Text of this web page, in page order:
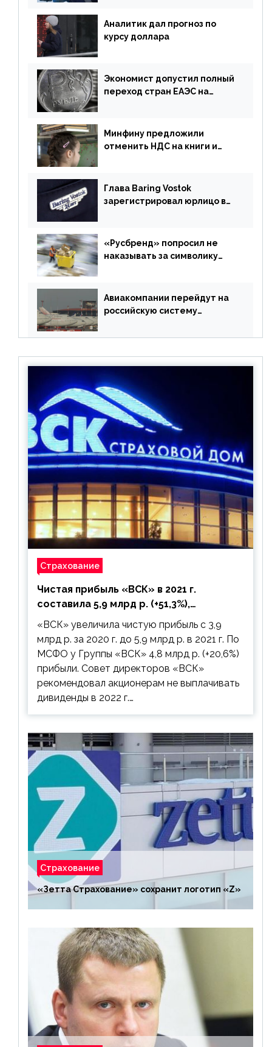
Аналитик дал прогноз по
курсу доллара
Экономист допустил полный
переход стран ЕАЭС на
Минфину предложили
отменить НДС на книги и
Глава Baring Vostok
зарегистрировал юрлицо в
«Русбренд» попросил не
наказывать за символику
Авиакомпании перейдут на
российскую систему
Страхование
Чистая прибыль «ВСК» в 2021 г.
составила 5,9 млрд р. (+51,3%),
дивиденды рекомендовано не
выплачивать
«ВСК» увеличила чистую прибыль с 3,9
млрд р. за 2020 г. до 5,9 млрд р. в 2021 г. По
МСФО у Группы «ВСК» 4,8 млрд р. (+20,6%)
прибыли. Совет директоров «ВСК»
рекомендовал акционерам не выплачивать
дивиденды в 2022 г.…
Страхование
«Зетта Страхование» сохранит логотип «Z»